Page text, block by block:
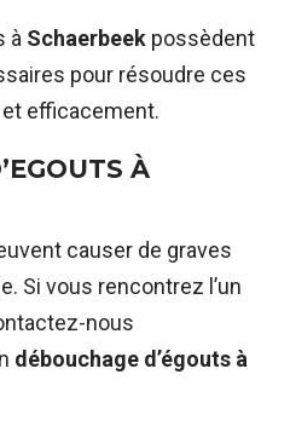
à Schaerbeek possèdent
pour résoudre ces
efficacement.
À
causer de graves
Si vous rencontrez l’un
nous
débouchage d’égouts à